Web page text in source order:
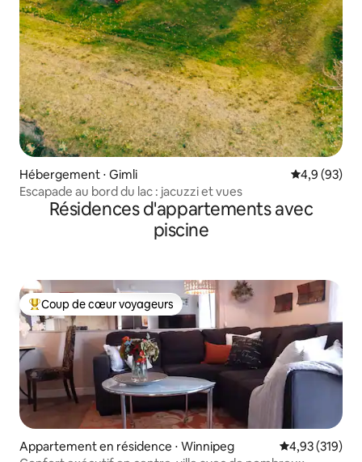
Hébergement ⋅ Gimli Évaluation
4,9 (93)
Escapade au bord du lac : jacuzzi et vues
Résidences d'appartements avec
piscine
Coups de cœur voyageurs les plus appréciés
Coup de cœur voyageurs
Appartement en résidence ⋅ Winnipeg Évaluation
4,93 (319)